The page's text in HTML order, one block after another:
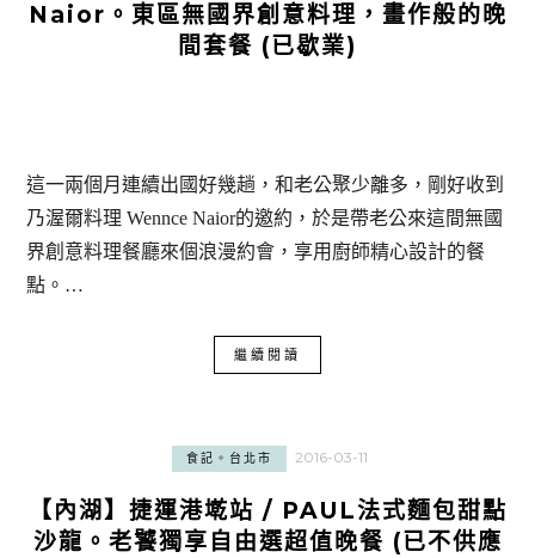
Naior。東區無國界創意料理，畫作般的晚
間套餐 (已歇業)
這一兩個月連續出國好幾趟，和老公聚少離多，剛好收到
乃渥爾料理 Wennce Naior的邀約，於是帶老公來這間無國
界創意料理餐廳來個浪漫約會，享用廚師精心設計的餐
點。…
繼續閱讀
食記。台北市 2016-03-11
【內湖】捷運港墘站 / PAUL法式麵包甜點
沙龍。老饕獨享自由選超值晚餐 (已不供應